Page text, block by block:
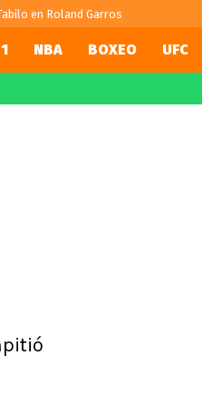
en Roland Garros
NBA BOXEO UFC